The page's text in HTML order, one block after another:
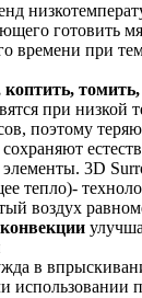
готовить
времени при
при низкой
поэтому
3D
тепло)-
воздух
в
использовании